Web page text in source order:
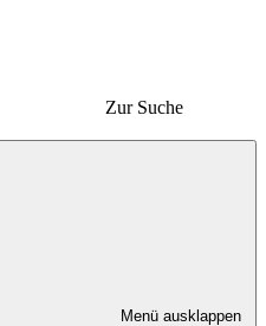
Zur Suche
Menü ausklappen